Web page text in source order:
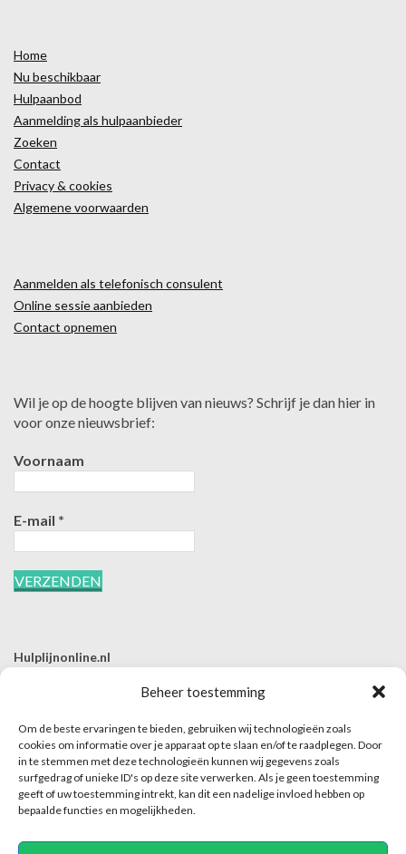
Beheer toestemming
Om de beste ervaringen te bieden, gebruiken wij technologieën zoals
cookies om informatie over je apparaat op te slaan en/of te raadplegen. Door
in te stemmen met deze technologieën kunnen wij gegevens zoals
surfgedrag of unieke ID's op deze site verwerken. Als je geen toestemming
geeft of uw toestemming intrekt, kan dit een nadelige invloed hebben op
bepaalde functies en mogelijkheden.
Home
Nu beschikbaar
Hulpaanbod
Aanmelding als hulpaanbieder
Zoeken
Contact
Privacy & cookies
Algemene voorwaarden
Aanmelden als telefonisch consulent
Online sessie aanbieden
Contact opnemen
Wil je op de hoogte blijven van nieuws? Schrijf je dan hier in
voor onze nieuwsbrief:
Voornaam
E-mail *
Hulplijnonline.nl
E | info@hulplijnonline.nl
Contactformulier
Over Hulplijnonline.nl
Het team van Hulplijnonline.nl